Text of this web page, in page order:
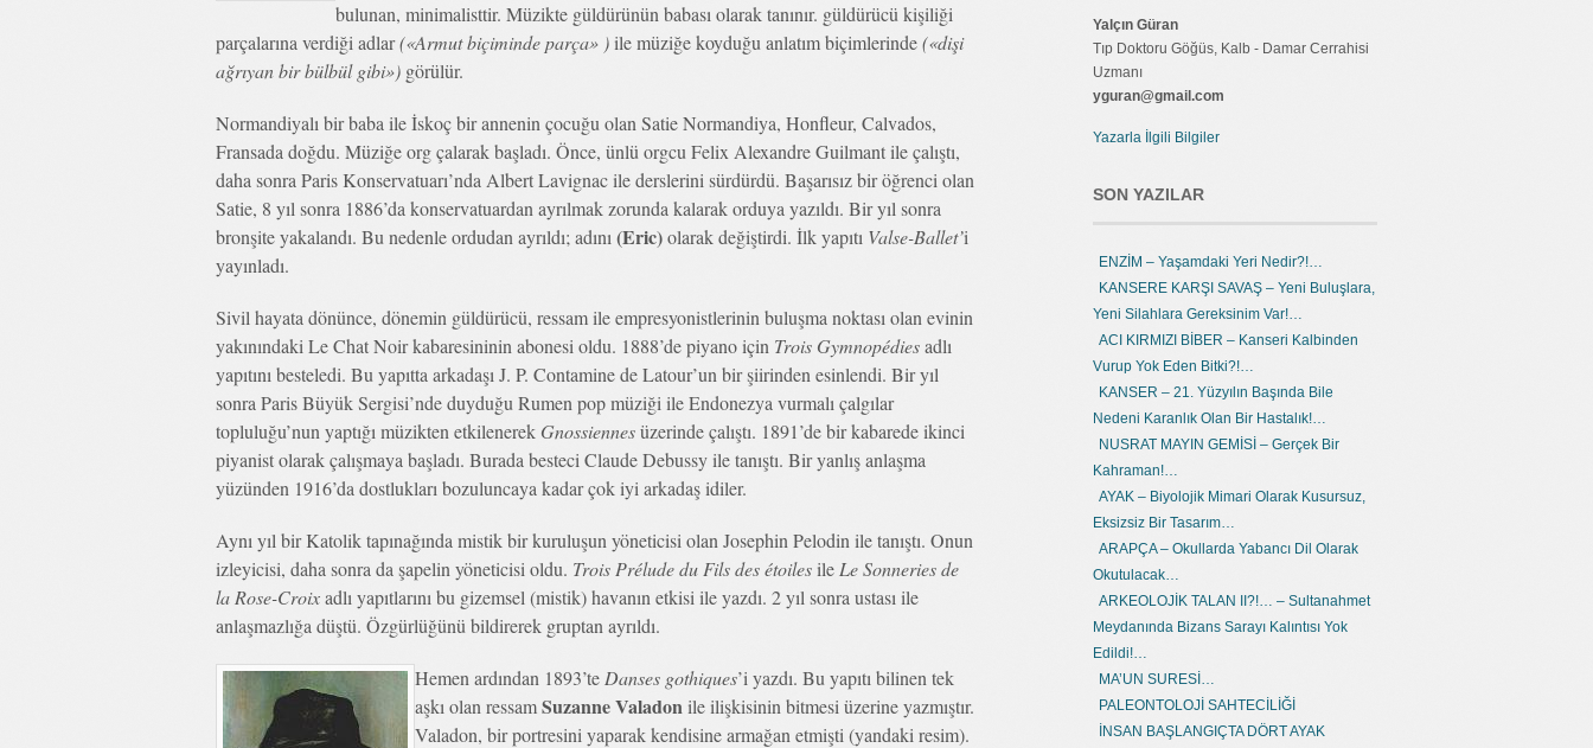
bulunan, minimalisttir. Müzikte güldürünün babası olarak tanınır. güldürücü kişiliği
parçalarına verdiği adlar(«Armut biçiminde parça» )ile müziğe koyduğu anlatım biçimlerinde(«dişi
ağrıyan bir bülbül gibi») görülür.
Normandiyalı bir baba ile İskoç bir annenin çocuğu olan Satie Normandiya, Honfleur, Calvados,
Fransada doğdu. Müziğe org çalarak başladı. Önce, ünlü orgcu Felix Alexandre Guilmant ile çalıştı,
daha sonra Paris Konservatuarı’nda Albert Lavignac ile derslerini sürdürdü. Başarısız bir öğrenci olan
Satie, 8 yıl sonra 1886’da konservatuardan ayrılmak zorunda kalarak orduya yazıldı. Bir yıl sonra
bronşite yakalandı. Bu nedenle ordudan ayrıldı; adını (Eric)olarak değiştirdi. İlk yapıtı Valse-Ballet’i
yayınladı.
Sivil hayata dönünce, dönemin güldürücü, ressam ile empresyonistlerinin buluşma noktası olan evinin
yakınındaki Le Chat Noir kabaresininin abonesi oldu. 1888’de piyano için Trois Gymnopédiesadlı
yapıtını besteledi. Bu yapıtta arkadaşı J. P. Contamine de Latour’un bir şiirinden esinlendi. Bir yıl
sonra Paris Büyük Sergisi’nde duyduğu Rumen pop müziği ile Endonezya vurmalı çalgılar
topluluğu’nun yaptığı müzikten etkilenerek Gnossiennesüzerinde çalıştı. 1891’de bir kabarede ikinci
piyanist olarak çalışmaya başladı. Burada besteci Claude Debussy ile tanıştı. Bir yanlış anlaşma
yüzünden 1916’da dostlukları bozuluncaya kadar çok iyi arkadaş idiler.
Aynı yıl bir Katolik tapınağında mistik bir kuruluşun yöneticisi olan Josephin Pelodin ile tanıştı. Onun
izleyicisi, daha sonra da şapelin yöneticisi oldu. Trois Prélude du Fils des étoilesile Le Sonneries de
la Rose-Croixadlı yapıtlarını bu gizemsel (mistik) havanın etkisi ile yazdı. 2 yıl sonra ustası ile
anlaşmazlığa düştü. Özgürlüğünü bildirerek gruptan ayrıldı.
Hemen ardından 1893’te Danses gothiques’i yazdı. Bu yapıtı bilinen tek
aşkı olan ressamSuzanne Valadonile ilişkisinin bitmesi üzerine yazmıştır.
Valadon, bir portresini yaparak kendisine armağan etmişti (yandaki resim).
Yalçın Güran
Tıp Doktoru Göğüs, Kalb - Damar Cerrahisi
Uzmanı
yguran@gmail.com
Yazarla İlgili Bilgiler
SON YAZILAR
ENZİM – Yaşamdaki Yeri Nedir?!…
KANSERE KARŞI SAVAŞ – Yeni Buluşlara,
Yeni Silahlara Gereksinim Var!…
ACI KIRMIZI BİBER – Kanseri Kalbinden
Vurup Yok Eden Bitki?!…
KANSER – 21. Yüzyılın Başında Bile
Nedeni Karanlık Olan Bir Hastalık!…
NUSRAT MAYIN GEMİSİ – Gerçek Bir
Kahraman!…
AYAK – Biyolojik Mimari Olarak Kusursuz,
Eksizsiz Bir Tasarım…
ARAPÇA – Okullarda Yabancı Dil Olarak
Okutulacak…
ARKEOLOJİK TALAN II?!… – Sultanahmet
Meydanında Bizans Sarayı Kalıntısı Yok
Edildi!…
MA’UN SURESİ…
PALEONTOLOJİ SAHTECİLİĞİ
İNSAN BAŞLANGIÇTA DÖRT AYAK